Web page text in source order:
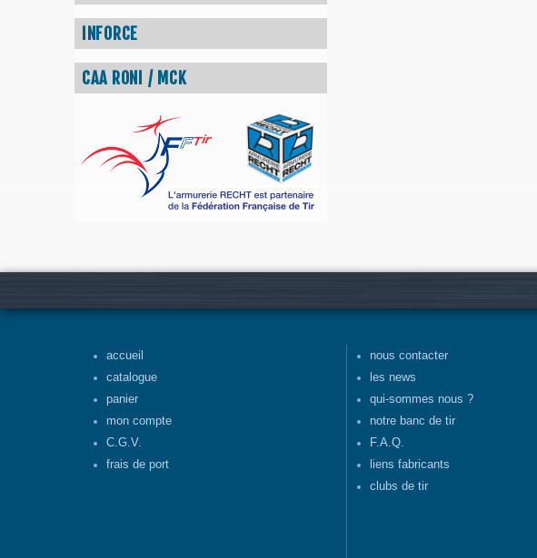
INFORCE
CAA RONI / MCK
accueil
catalogue
panier
mon compte
C.G.V.
frais de port
nous contacter
les news
qui-sommes nous ?
notre banc de tir
F.A.Q.
liens fabricants
clubs de tir